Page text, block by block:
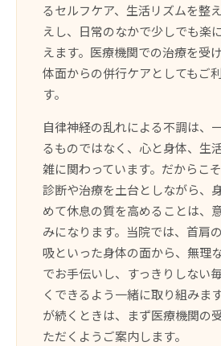
るセルフケア、生活リズムを整
えし、日常のなかで少しでも楽
えます。医療機関での治療を受
体面からの併行ケアとしてもご
す。
自律神経の乱れによる不調は、
るものではなく、心と身体、生
雑に関わっています。だからこ
診断や治療を土台としながら、
めて休息の質を高めることは、
みになります。当院では、首肩
吸といった身体の面から、無理
でお手伝いし、すっきりしない
くできるよう一緒に取り組みま
が続くときは、まず医療機関の
ただくようご案内します。